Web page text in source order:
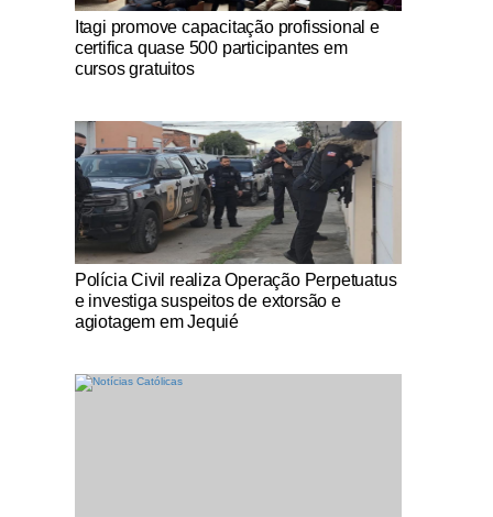
Notícias Católicas
Itagi promove capacitação profissional e
certifica quase 500 participantes em
cursos gratuitos
Notícias Católicas
Polícia Civil realiza Operação Perpetuatus
e investiga suspeitos de extorsão e
agiotagem em Jequié